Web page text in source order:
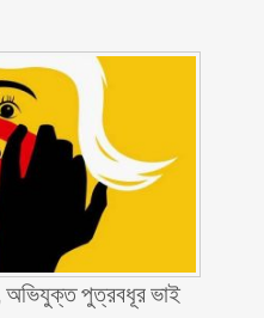
অভিযুক্ত পুত্রবধূর ভাই